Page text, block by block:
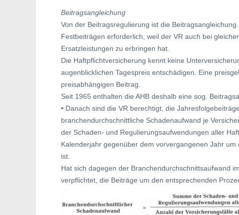
Beitragsangleichung
Von der Beitragsregulierung ist die
Festbeiträgen erforderlich, weil der VR auch bei
Ersatzleistungen zu erbringen hat.
Die Haftpflichtversicherung kennt keine
augenblicklichen Tagespreis entschädigen. Eine
preisabhängigen Beitrag.
Seit 1965 enthalten die AHB deshalb eine sog.
• Danach sind die VR berechtigt, die
branchendurchschnittliche Schadenaufwand je
der Schaden- und Regulierungsaufwendungen aller
Kalenderjahr gegenüber dem vorvergangenen Jahr um
ist.
Hat sich dagegen der Branchendurchschnittsaufwand
verpflichtet, die Beiträge um den entsprechenden